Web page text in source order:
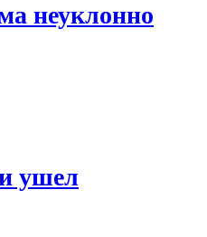
неуклонно
ушел